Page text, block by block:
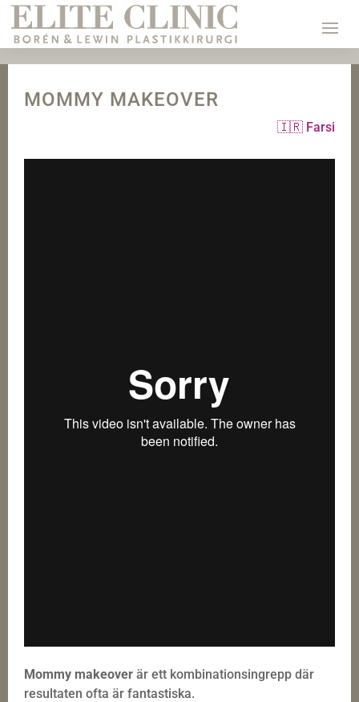
MOMMY MAKEOVER
🇮🇷 Farsi
Mommy makeover är ett kombinationsingrepp där
resultaten ofta är fantastiska.